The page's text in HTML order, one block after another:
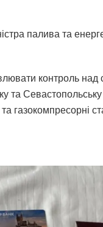
палива та
контроль над
та
газокомпресорні